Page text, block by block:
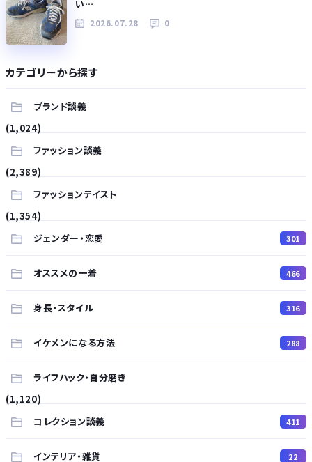
い…
2026.07.28 0
カテゴリーから探す
ブランド談義
(1,024)
ファッション談義
(2,389)
ファッションテイスト
(1,354)
ジェンダー・恋愛
301
オススメの一着 466
身長・スタイル 316
イケメンになる方法 288
ライフハック・自分磨き
(1,120)
コレクション談義
411
インテリア・雑貨 22